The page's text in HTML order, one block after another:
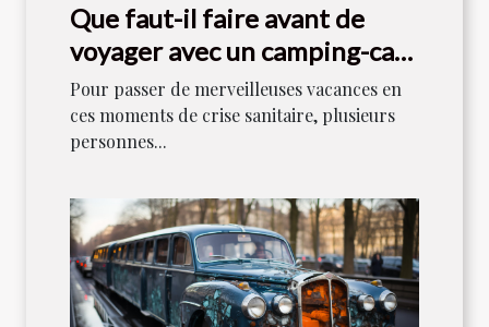
Que faut-il faire avant de
voyager avec un camping-car
en 2021 ?
Pour passer de merveilleuses vacances en
ces moments de crise sanitaire, plusieurs
personnes...